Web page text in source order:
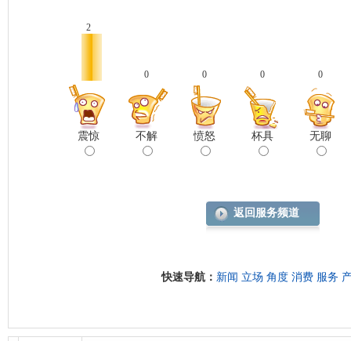
2
震惊
0
不解
0
愤怒
0
杯具
0
无聊
返回服务频道
快速导航： 新闻 立场 角度 消费 服务